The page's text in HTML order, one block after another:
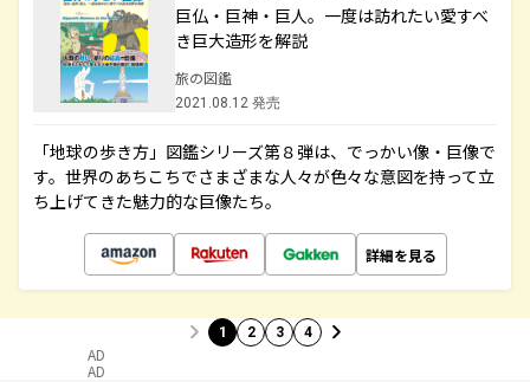
巨仏・巨神・巨人。一度は訪れたい愛すべ
き巨大造形を解説
旅の図鑑
2021.08.12 発売
「地球の歩き方」図鑑シリーズ第８弾は、でっかい像・巨像で
す。世界のあちこちでさまざまな人々が色々な意図を持って立
ち上げてきた魅力的な巨像たち。
詳細を見る
1 2 3 4
AD
AD